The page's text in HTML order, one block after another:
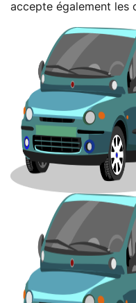
accepte également les